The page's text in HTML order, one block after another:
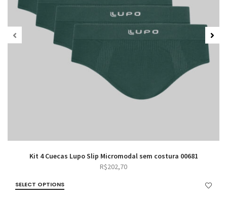
Kit 4 Cuecas Lupo Slip Micromodal sem costura 00681
R$202,70
SELECT OPTIONS